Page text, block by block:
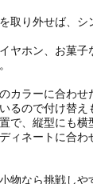
取り外せば、
ヤホン、お菓
カラーに合わ
るので付け替え
で、縦型にも横
ィネートに合わ
物なら挑戦しや